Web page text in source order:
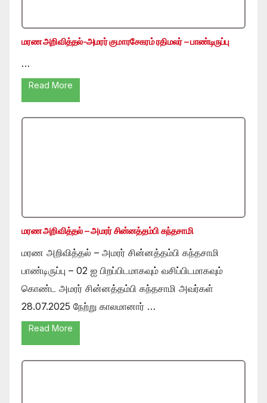
மரண அறிவித்தல்-அமரர் குமாரசேகரம் ரதிமலர் – பாண்டிருப்பு
…
Read More
மரண அறிவித்தல் – அமரர் சின்னத்தம்பி கந்தசாமி
மரண அறிவித்தல் – அமரர் சின்னத்தம்பி கந்தசாமி
பாண்டிருப்பு – 02 ஐ பிறப்பிடமாகவும் வசிப்பிடமாகவும்
கொண்ட அமரர் சின்னத்தம்பி கந்தசாமி அவர்கள்
28.07.2025 நேற்று காலமானார் …
Read More